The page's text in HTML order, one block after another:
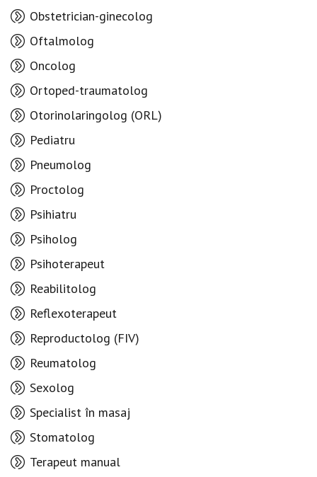
Obstetrician-ginecolog
Oftalmolog
Oncolog
Ortoped-traumatolog
Otorinolaringolog (ORL)
Pediatru
Pneumolog
Proctolog
Psihiatru
Psiholog
Psihoterapeut
Reabilitolog
Reflexoterapeut
Reproductolog (FIV)
Reumatolog
Sexolog
Specialist în masaj
Stomatolog
Terapeut manual